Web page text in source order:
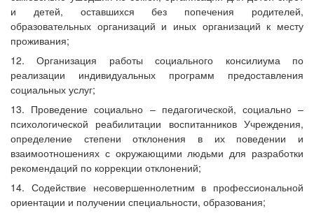
и детей, оставшихся без попечения родителей,
образовательных организаций и иных организаций к месту
проживания;
12. Организация работы социального консилиума по
реализации индивидуальных программ предоставления
социальных услуг;
13. Проведение социально – педагогической, социально –
психологической реабилитации воспитанников Учреждения,
определение степени отклонения в их поведении и
взаимоотношениях с окружающими людьми для разработки
рекомендаций по коррекции отклонений;
14. Содействие несовершеннолетним в профессиональной
ориентации и получении специальности, образования;